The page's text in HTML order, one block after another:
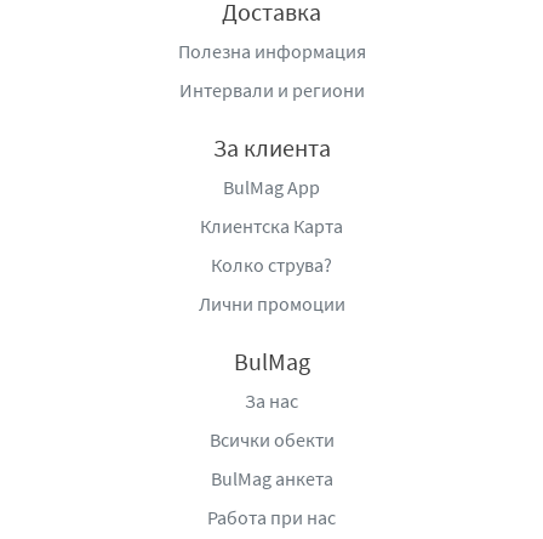
Доставка
Полезна информация
Интервали и региони
За клиента
BulMag App
Клиентска Карта
Колко струва?
Лични промоции
BulMag
За нас
Всички обекти
BulMag анкета
Работа при нас